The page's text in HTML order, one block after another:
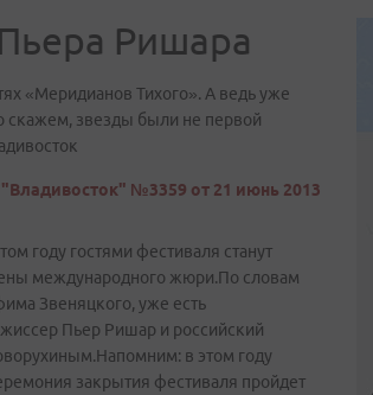
Ришара
«Меридианов Тихого». А ведь уже
скажем, звезды были не первой
"Владивосток" №3359 от 21 июнь 2013
году гостями фестиваля станут
международного жюри.По словам
Звеняцкого, уже есть
Пьер Ришар и российский
в этом году
закрытия фестиваля пройдет